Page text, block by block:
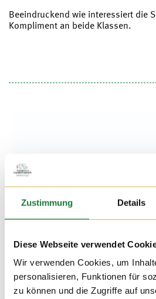
Zustimmung Details
Diese Webseite verwendet
Wir verwenden Cookies, um
personalisieren, Funktionen für
zu können und die Zugriffe auf
Beeindruckend wie interessiert die
Kompliment an beide Klassen.